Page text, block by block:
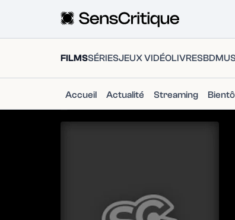
FILMSSÉRIESJEUX VIDÉOLIVRESBD
Accueil Actualité Streaming